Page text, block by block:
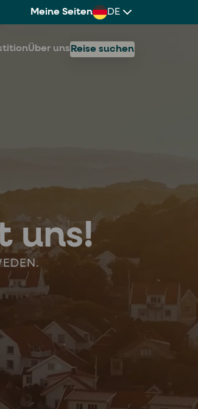
Meine Seiten DE
Über uns Reise suchen
uns!